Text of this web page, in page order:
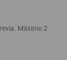
Máximo 2